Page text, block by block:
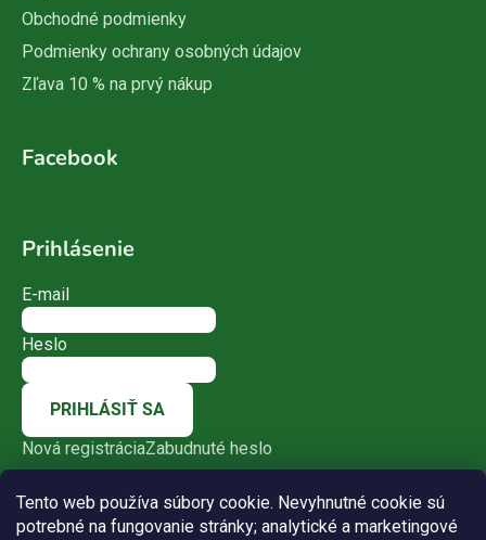
Tento web používa súbory cookie. Nevyhnutné cookie sú
potrebné na fungovanie stránky; analytické a marketingové
Obchodné podmienky
Podmienky ochrany osobných údajov
Zľava 10 % na prvý nákup
Facebook
Prihlásenie
E-mail
Heslo
PRIHLÁSIŤ SA
Nová registráciaZabudnuté heslo